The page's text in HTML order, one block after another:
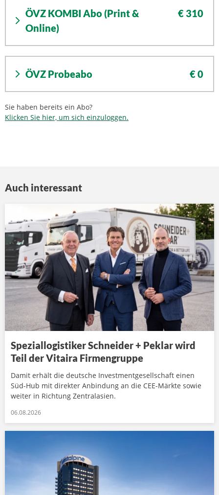
ÖVZ KOMBI Abo (Print &
Online)
€ 310
ÖVZ Probeabo € 0
Sie haben bereits ein Abo?
Klicken Sie hier, um sich einzuloggen.
Auch interessant
Speziallogistiker Schneider + Peklar wird
Teil der Vitaira Firmengruppe
Damit erhält die deutsche Investmentgesellschaft einen
Süd-Hub mit direkter Anbindung an die CEE-Märkte sowie
weiter in Richtung Zentralasien.
06.08.2026